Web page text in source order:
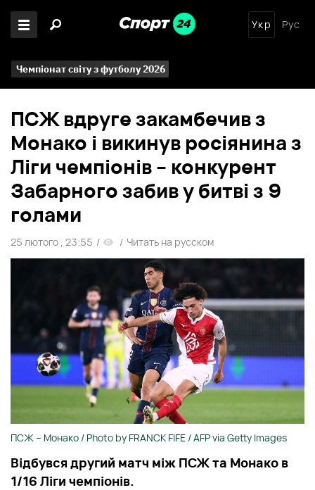
Укр Рус
Чемпіонат світу з футболу 2026
ПСЖ вдруге закамбечив з
Монако і викинув росіянина з
Ліги чемпіонів – конкурент
Забарного забив у битві з 9
голами
25 лютого , 23:55 / / Читать на русском
ПСЖ – Монако / Photo by FRANCK FIFE / AFP via Getty Images
Відбувся другий матч між ПСЖ та Монако в
1/16 Ліги чемпіонів.